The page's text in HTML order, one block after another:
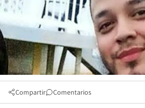
Compartir Comentarios